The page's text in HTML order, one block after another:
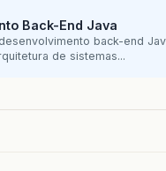
Back-End Java
back-end
de sistemas...